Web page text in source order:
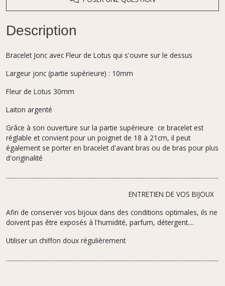
Description
Bracelet Jonc avec Fleur de Lotus qui s'ouvre sur le dessus
Largeur jonc (partie supérieure) : 10mm
Fleur de Lotus 30mm
Laiton argenté
Grâce à son ouverture sur la partie supérieure ce bracelet est
réglable et convient pour un poignet de 18 à 21cm, il peut
également se porter en bracelet d'avant bras ou de bras pour plus
d'originalité
ENTRETIEN DE VOS BIJOUX
Afin de conserver vos bijoux dans des conditions optimales, ils ne
doivent pas être exposés à l'humidité, parfum, détergent....
Utiliser un chiffon doux régulièrement